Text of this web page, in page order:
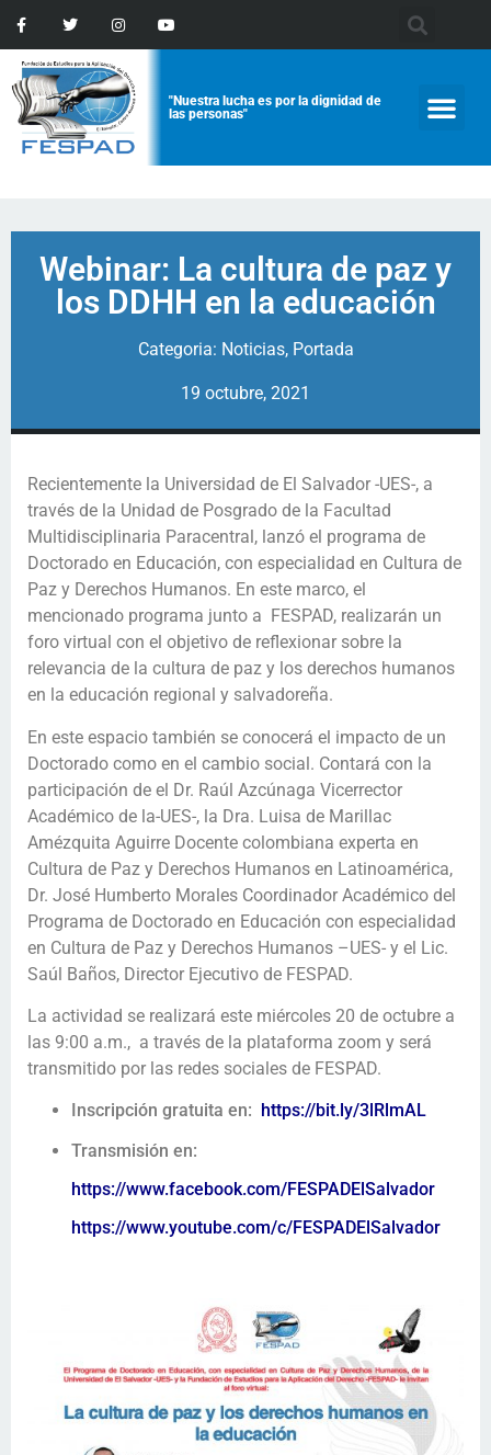
"Nuestra lucha es por la dignidad de
las personas"
Webinar: La cultura de paz y
los DDHH en la educación
Categoria: Noticias, Portada
19 octubre, 2021
Recientemente la Universidad de El Salvador -UES-, a
través de la Unidad de Posgrado de la Facultad
Multidisciplinaria Paracentral, lanzó el programa de
Doctorado en Educación, con especialidad en Cultura de
Paz y Derechos Humanos. En este marco, el
mencionado programa junto a FESPAD, realizarán un
foro virtual con el objetivo de reflexionar sobre la
relevancia de la cultura de paz y los derechos humanos
en la educación regional y salvadoreña.
En este espacio también se conocerá el impacto de un
Doctorado como en el cambio social. Contará con la
participación de el Dr. Raúl Azcúnaga Vicerrector
Académico de la-UES-, la Dra. Luisa de Marillac
Amézquita Aguirre Docente colombiana experta en
Cultura de Paz y Derechos Humanos en Latinoamérica,
Dr. José Humberto Morales Coordinador Académico del
Programa de Doctorado en Educación con especialidad
en Cultura de Paz y Derechos Humanos –UES- y el Lic.
Saúl Baños, Director Ejecutivo de FESPAD.
La actividad se realizará este miércoles 20 de octubre a
las 9:00 a.m., a través de la plataforma zoom y será
transmitido por las redes sociales de FESPAD.
Inscripción gratuita en: https://bit.ly/3lRlmAL
Transmisión en:
https://www.facebook.com/FESPADElSalvador
https://www.youtube.com/c/FESPADElSalvador